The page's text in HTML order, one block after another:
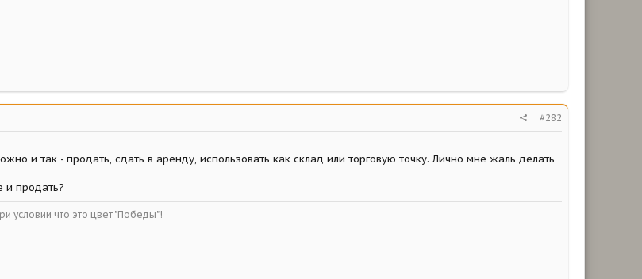
#282
и так - продать, сдать в аренду, использовать как склад или торговую точку. Лично мне жаль делать
и продать?
условии что это цвет "Победы"!